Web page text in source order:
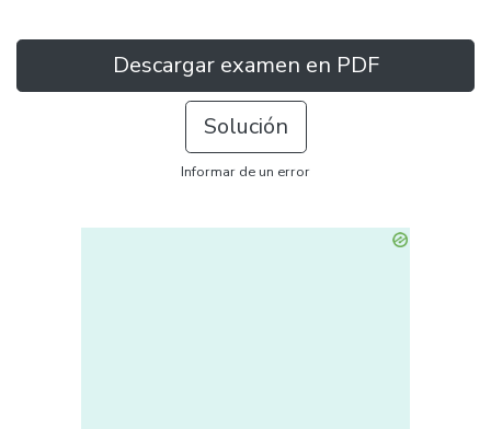
Descargar examen en PDF
Solución
Informar de un error